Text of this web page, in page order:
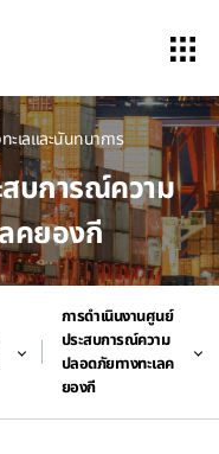
เลและนันทนาการ
สบการณ์ความ
คยองกี
การดำเนินงานศูนย์
ประสบการณ์ความ
ปลอดภัยทางทะเลค
ยองกี